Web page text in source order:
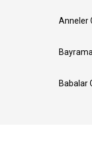
Anneler
Babalar